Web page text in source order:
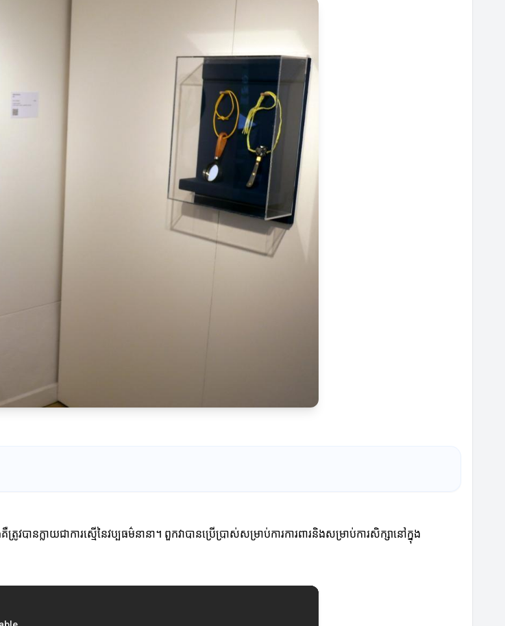
នក្លាយជាការស្មើនៃវប្បធម៌នានា។ ពួកវាបានប្រើប្រាស់សម្រាប់ការការពារនិងសម្រាប់ការសិក្សានៅក្នុង